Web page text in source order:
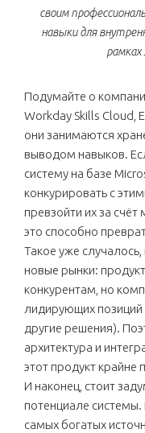
своим
навыки для
Подумайте о
Workday Skills Cloud,
они занимаются
выводом навыков.
систему на базе
конкурировать с
превзойти их за
это способно
Такое уже
новые рынки:
конкурентам, но
лидирующих позиций
другие решения).
архитектура и
этот продукт крайне
И наконец, стоит
потенциале
самых богатых